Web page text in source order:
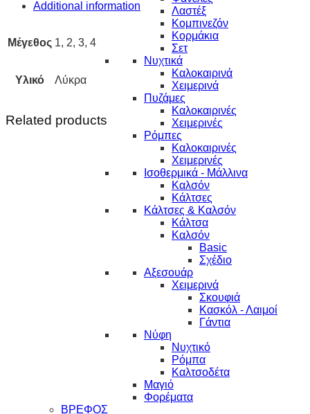
Λαστέξ
Κομπινεζόν
Κορμάκια
Σετ
Νυχτικά
Καλοκαιρινά
Χειμερινά
Πυζάμες
Καλοκαιρινές
Χειμερινές
Ρόμπες
Καλοκαιρινές
Χειμερινές
Ισοθερμικά - Μάλλινα
Καλσόν
Κάλτσες
Κάλτσες & Καλσόν
Κάλτσα
Καλσόν
Basic
Σχέδιο
Αξεσουάρ
Χειμερινά
Σκουφιά
Κασκόλ - Λαιμοί
Γάντια
Νύφη
Νυχτικό
Ρόμπα
Καλτσοδέτα
Μαγιό
Φορέματα
ΒΡΕΦΟΣ
Additional information
Μέγεθος 1, 2, 3, 4
Υλικό Λύκρα
Related products